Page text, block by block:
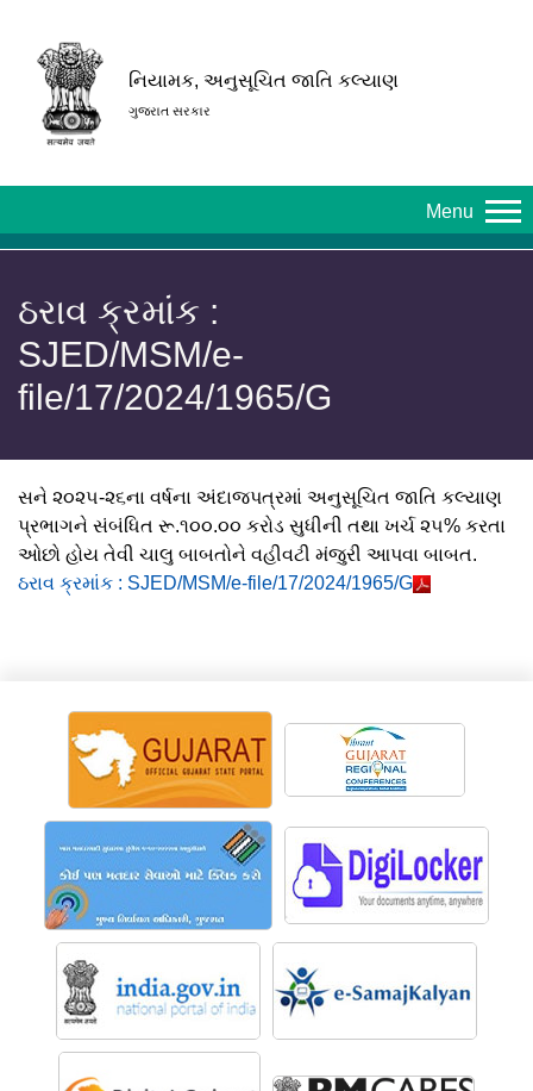
નિયામક, અનુસૂચિત જાતિ કલ્યાણ
ગુજરાત સરકાર
Menu
ઠરાવ ક્રમાંક :
SJED/MSM/e-
file/17/2024/1965/G
સને ૨૦૨૫-૨૬ના વર્ષના અંદાજપત્રમાં અનુસૂચિત જાતિ કલ્યાણ
પ્રભાગને સંબંધિત રૂ.૧૦૦.૦૦ કરોડ સુધીની તથા ખર્ચ ૨૫% કરતા
ઓછો હોય તેવી ચાલુ બાબતોને વહીવટી મંજુરી આપવા બાબત.
ઠરાવ ક્રમાંક : SJED/MSM/e-file/17/2024/1965/G